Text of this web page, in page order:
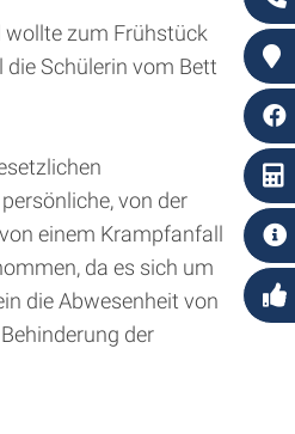
wollte zum Frühstück
Schülerin vom Bett
von der
einem Krampfanfall
da es sich um
die Abwesenheit von
der